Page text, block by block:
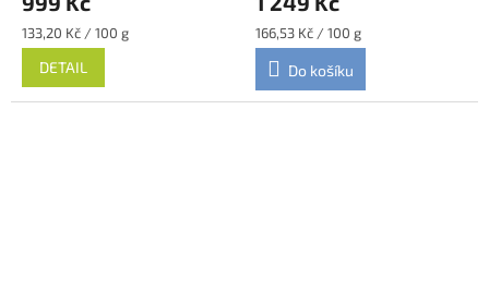
Měrná
cena:
133,20 Kč / 100 g
DETAIL
Měrná
cena:
166,53 Kč / 100 g
Do košíku